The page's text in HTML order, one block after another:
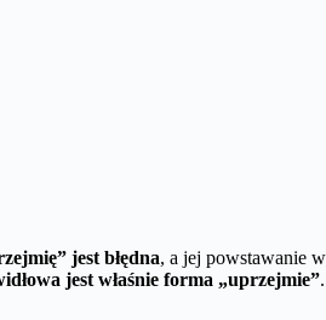
jest błędna, a jej powstawanie
jest właśnie forma „uprzejmie”.